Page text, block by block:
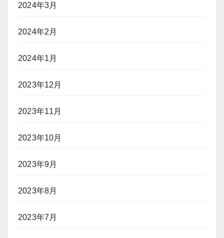
2024年3月
2024年2月
2024年1月
2023年12月
2023年11月
2023年10月
2023年9月
2023年8月
2023年7月